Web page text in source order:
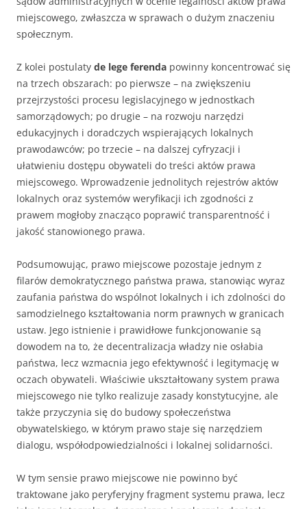
miejscowego, zwłaszcza w sprawach o dużym znaczeniu
społecznym.
Z kolei postulaty de lege ferenda powinny koncentrować się
na trzech obszarach: po pierwsze – na zwiększeniu
przejrzystości procesu legislacyjnego w jednostkach
samorządowych; po drugie – na rozwoju narzędzi
edukacyjnych i doradczych wspierających lokalnych
prawodawców; po trzecie – na dalszej cyfryzacji i
ułatwieniu dostępu obywateli do treści aktów prawa
miejscowego. Wprowadzenie jednolitych rejestrów aktów
lokalnych oraz systemów weryfikacji ich zgodności z
prawem mogłoby znacząco poprawić transparentność i
jakość stanowionego prawa.
Podsumowując, prawo miejscowe pozostaje jednym z
filarów demokratycznego państwa prawa, stanowiąc wyraz
zaufania państwa do wspólnot lokalnych i ich zdolności do
samodzielnego kształtowania norm prawnych w granicach
ustaw. Jego istnienie i prawidłowe funkcjonowanie są
dowodem na to, że decentralizacja władzy nie osłabia
państwa, lecz wzmacnia jego efektywność i legitymację w
oczach obywateli. Właściwie ukształtowany system prawa
miejscowego nie tylko realizuje zasady konstytucyjne, ale
także przyczynia się do budowy społeczeństwa
obywatelskiego, w którym prawo staje się narzędziem
dialogu, współodpowiedzialności i lokalnej solidarności.
W tym sensie prawo miejscowe nie powinno być
traktowane jako peryferyjny fragment systemu prawa, lecz